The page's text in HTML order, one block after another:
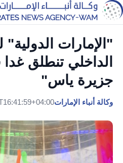
"الإمارات الدولية"
الداخلي تنطلق
جزيرة ياس"
وكالة أنباء الإمارات